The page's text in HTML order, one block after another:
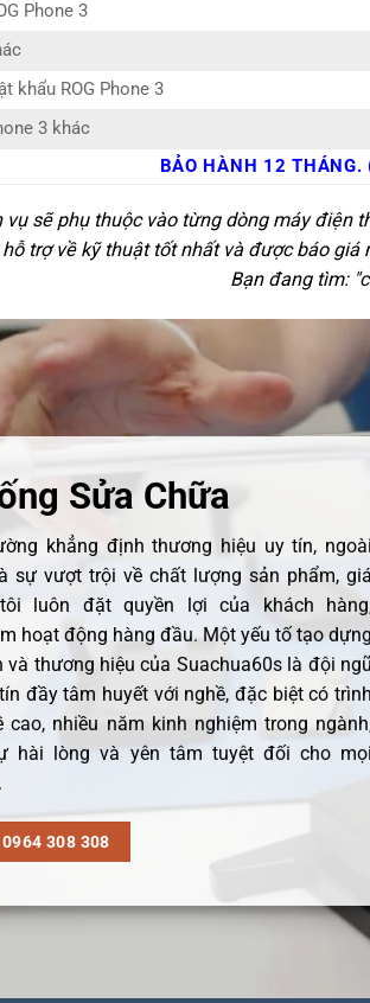
Phone 3
khẩu ROG Phone 3
3 khác
BẢO HÀNH 12
sẽ phụ thuộc vào từng dòng máy điện
trợ về kỹ thuật tốt nhất và được báo giá
Bạn đang tìm: "
Sửa Chữa
khẳng định thương hiệu uy tín, ngoài
sự vượt trội về chất lượng sản phẩm, giá
luôn đặt quyền lợi của khách
hoạt động hàng đầu. Một yếu tố tạo
và thương hiệu của Suachua60s là đội ngũ
đầy tâm huyết với nghề, đặc biệt có trình
cao, nhiều năm kinh nghiệm trong
hài lòng và yên tâm tuyệt đối cho mọi
308 308